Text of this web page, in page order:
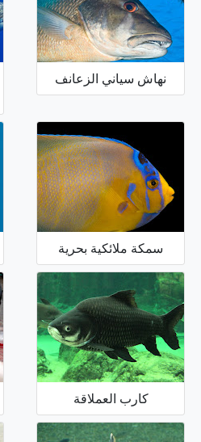
نهاش سياني الزعانف
سمكة ملائكية بحرية
كارب العملاقة